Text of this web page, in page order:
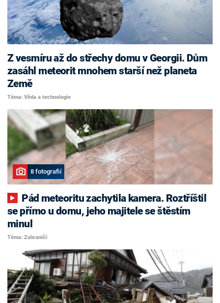
Z vesmíru až do střechy domu v Georgii. Dům
zasáhl meteorit mnohem starší než planeta
Země
Téma: Věda a technologie
8 fotografií
se přímo u domu, jeho majitele se štěstím
minul
Téma: Zahraničí